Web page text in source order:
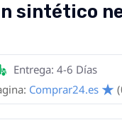
sintético
Entrega: 4-6 Días
Comprar24.es